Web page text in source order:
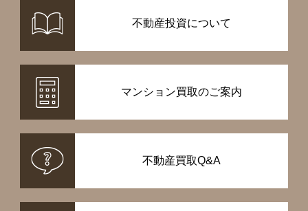
不動産投資について
マンション買取のご案内
不動産買取Q&A